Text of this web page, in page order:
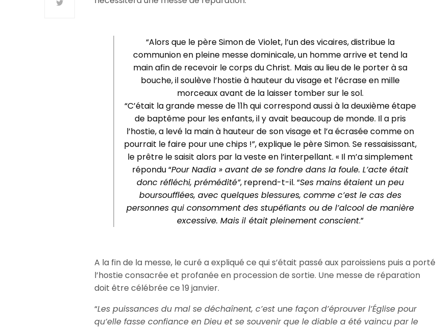
“Alors que le père Simon de Violet, l’un des vicaires, distribue la
communion en pleine messe dominicale, un homme arrive et tend la
main afin de recevoir le corps du Christ. Mais au lieu de le porter à sa
bouche, il soulève l’hostie à hauteur du visage et l’écrase en mille
morceaux avant de la laisser tomber sur le sol.
“C’était la grande messe de 11h qui correspond aussi à la deuxième étape
de baptême pour les enfants, il y avait beaucoup de monde. Il a pris
l’hostie, a levé la main à hauteur de son visage et l’a écrasée comme on
pourrait le faire pour une chips !”, explique le père Simon. Se ressaisissant,
le prêtre le saisit alors par la veste en l’interpellant. « Il m’a simplement
répondu “Pour Nadia » avant de se fondre dans la foule. L’acte était
donc réfléchi, prémédité”, reprend-t-il. “Ses mains étaient un peu
boursoufflées, avec quelques blessures, comme c’est le cas des
personnes qui consomment des stupéfiants ou de l’alcool de manière
excessive. Mais il était pleinement conscient.”
A la fin de la messe, le curé a expliqué ce qui s’était passé aux paroissiens puis a porté
l’hostie consacrée et profanée en procession de sortie. Une messe de réparation
doit être célébrée ce 19 janvier.
“Les puissances du mal se déchaînent, c’est une façon d’éprouver l’Église pour
qu’elle fasse confiance en Dieu et se souvenir que le diable a été vaincu par le